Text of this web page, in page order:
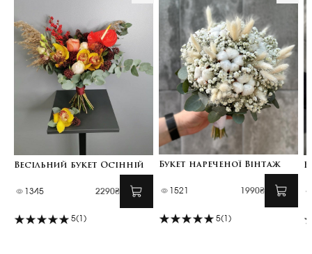
Весільний букет Осінній
1345 2290₴
5(1)
Букет нареченої Вінтаж
1521 1990₴
5(1)